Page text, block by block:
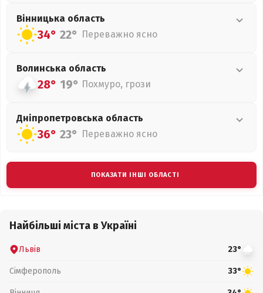
Вінницька область
34° 22° Переважно ясно
Волинська область
28° 19° Похмуро, грози
Дніпропетровська область
36° 23° Переважно ясно
ПОКАЗАТИ ІНШІ ОБЛАСТІ
Найбільші міста в Україні
Львів 23°
Сімферополь 33°